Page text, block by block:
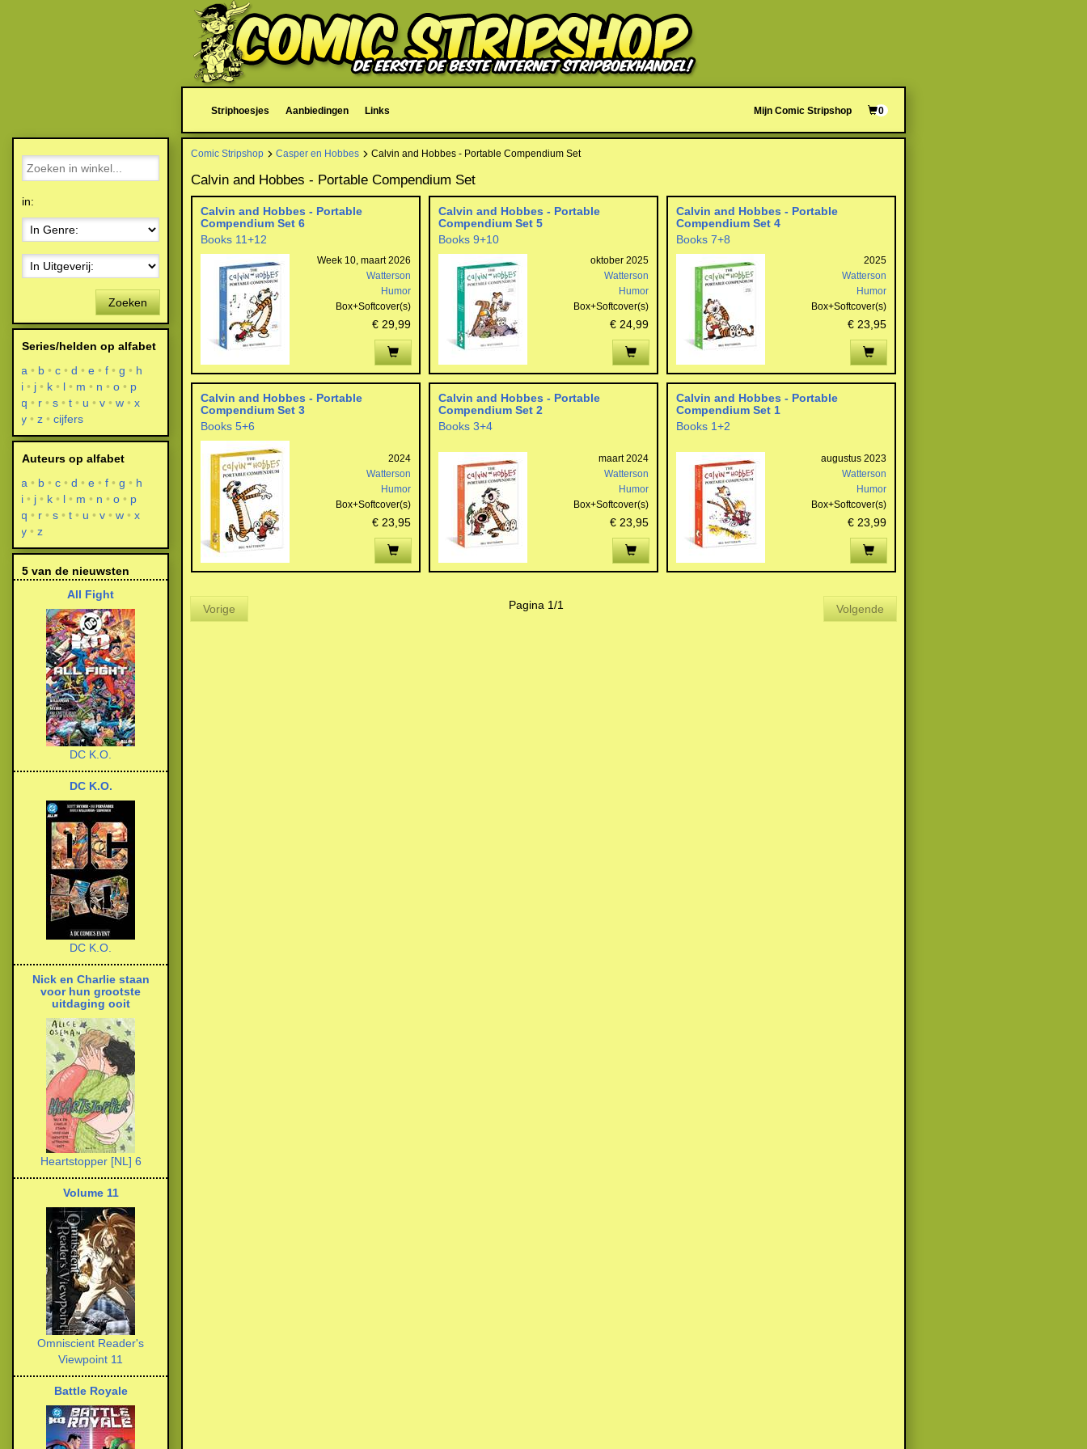
Striphoesjes Aanbiedingen Links Mijn Comic Stripshop 0
Comic Stripshop Casper en Hobbes Calvin and Hobbes - Portable Compendium Set
Calvin and Hobbes - Portable Compendium Set
Calvin and Hobbes - Portable
Compendium Set 6
Books 11+12
Week 10, maart 2026
Watterson
Humor
Box+Softcover(s)
€ 29,99
Calvin and Hobbes - Portable
Compendium Set 5
Books 9+10
oktober 2025
Watterson
Humor
Box+Softcover(s)
€ 24,99
Calvin and Hobbes - Portable
Compendium Set 4
Books 7+8
2025
Watterson
Humor
Box+Softcover(s)
€ 23,95
Calvin and Hobbes - Portable
Compendium Set 3
Books 5+6
2024
Watterson
Humor
Box+Softcover(s)
€ 23,95
Calvin and Hobbes - Portable
Compendium Set 2
Books 3+4
maart 2024
Watterson
Humor
Box+Softcover(s)
€ 23,95
Calvin and Hobbes - Portable
Compendium Set 1
Books 1+2
augustus 2023
Watterson
Humor
Box+Softcover(s)
€ 23,99
Vorige Pagina 1/1 Volgende
in:
Zoeken
Series/helden op alfabet
a
b c d e f g
h
i
j k l m n o
p
q
r s t u v w
x
y
z cijfers
Auteurs op alfabet
a
b c d e f g
h
i
j k l m n o
p
q
r s t u v w
x
y
z
5 van de nieuwsten
All Fight
DC K.O.
DC K.O.
DC K.O.
Nick en Charlie staan
voor hun grootste
uitdaging ooit
Heartstopper [NL] 6
Volume 11
Omniscient Reader's
Viewpoint 11
Battle Royale